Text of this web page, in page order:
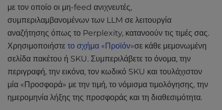
με τον οποίο οι μη-feed ανιχνευτές,
συμπεριλαμβανομένων των LLM σε λειτουργία
αναζήτησης όπως το Perplexity, κατανοούν τις τιμές σας.
Χρησιμοποιήστε το σχήμα «Προϊόν»σε κάθε μεμονωμένη
σελίδα πακέτου ή SKU. Συμπεριλάβετε το όνομα, την
περιγραφή, την εικόνα, τον κωδικό SKU και τουλάχιστον
μία «Προσφορά» με την τιμή, το νόμισμα τιμολόγησης, την
ημερομηνία λήξης της προσφοράς και τη διαθεσιμότητα.